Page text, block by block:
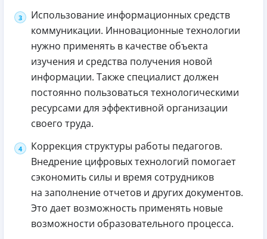
Использование информационных средств
коммуникации. Инновационные технологии
нужно применять в качестве объекта
изучения и средства получения новой
информации. Также специалист должен
постоянно пользоваться технологическими
ресурсами для эффективной организации
своего труда.
Коррекция структуры работы педагогов.
Внедрение цифровых технологий помогает
сэкономить силы и время сотрудников
на заполнение отчетов и других документов.
Это дает возможность применять новые
возможности образовательного процесса.